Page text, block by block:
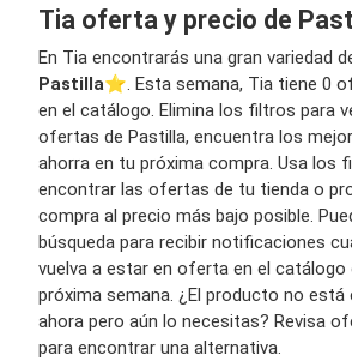
Tia oferta y precio de
En Tia encontrarás una gran variedad
Pastilla⭐️. Esta semana, Tia tiene 0
en el catálogo. Elimina los filtros para
ofertas de Pastilla, encuentra los
ahorra en tu próxima compra. Usa los
encontrar las ofertas de tu tienda o
compra al precio más bajo posible.
búsqueda para recibir notificaciones
vuelva a estar en oferta en el catálogo
próxima semana. ¿El producto no está
ahora pero aún lo necesitas? Revisa
para encontrar una alternativa.